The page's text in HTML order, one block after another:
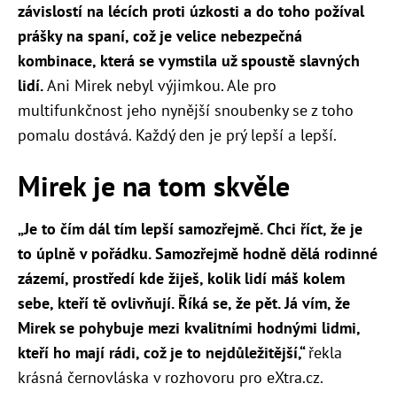
závislostí na lécích proti úzkosti a do toho požíval
prášky na spaní, což je velice nebezpečná
kombinace, která se vymstila už spoustě slavných
lidí.Ani Mirek nebyl výjimkou. Ale pro
multifunkčnost jeho nynější snoubenky se z toho
pomalu dostává. Každý den je prý lepší a lepší.
Mirek je na tom skvěle
„Je to čím dál tím lepší samozřejmě. Chci říct, že je
to úplně v pořádku. Samozřejmě hodně dělá rodinné
zázemí, prostředí kde žiješ, kolik lidí máš kolem
sebe, kteří tě ovlivňují. Říká se, že pět. Já vím, že
Mirek se pohybuje mezi kvalitními hodnými lidmi,
kteří ho mají rádi, což je to nejdůležitější,“řekla
krásná černovláska v rozhovoru pro eXtra.cz.